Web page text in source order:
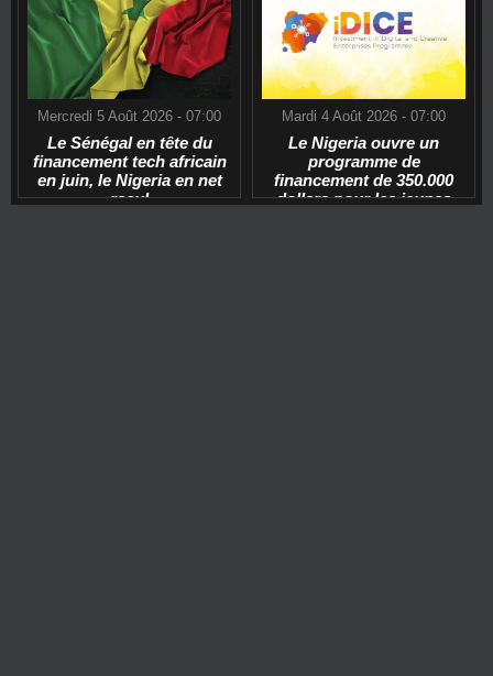
Mercredi 5 Août 2026 - 07:00
Le Sénégal en tête du
financement tech africain
en juin, le Nigeria en net
recul
Mardi 4 Août 2026 - 07:00
Le Nigeria ouvre un
programme de
financement de 350.000
dollars pour les jeunes